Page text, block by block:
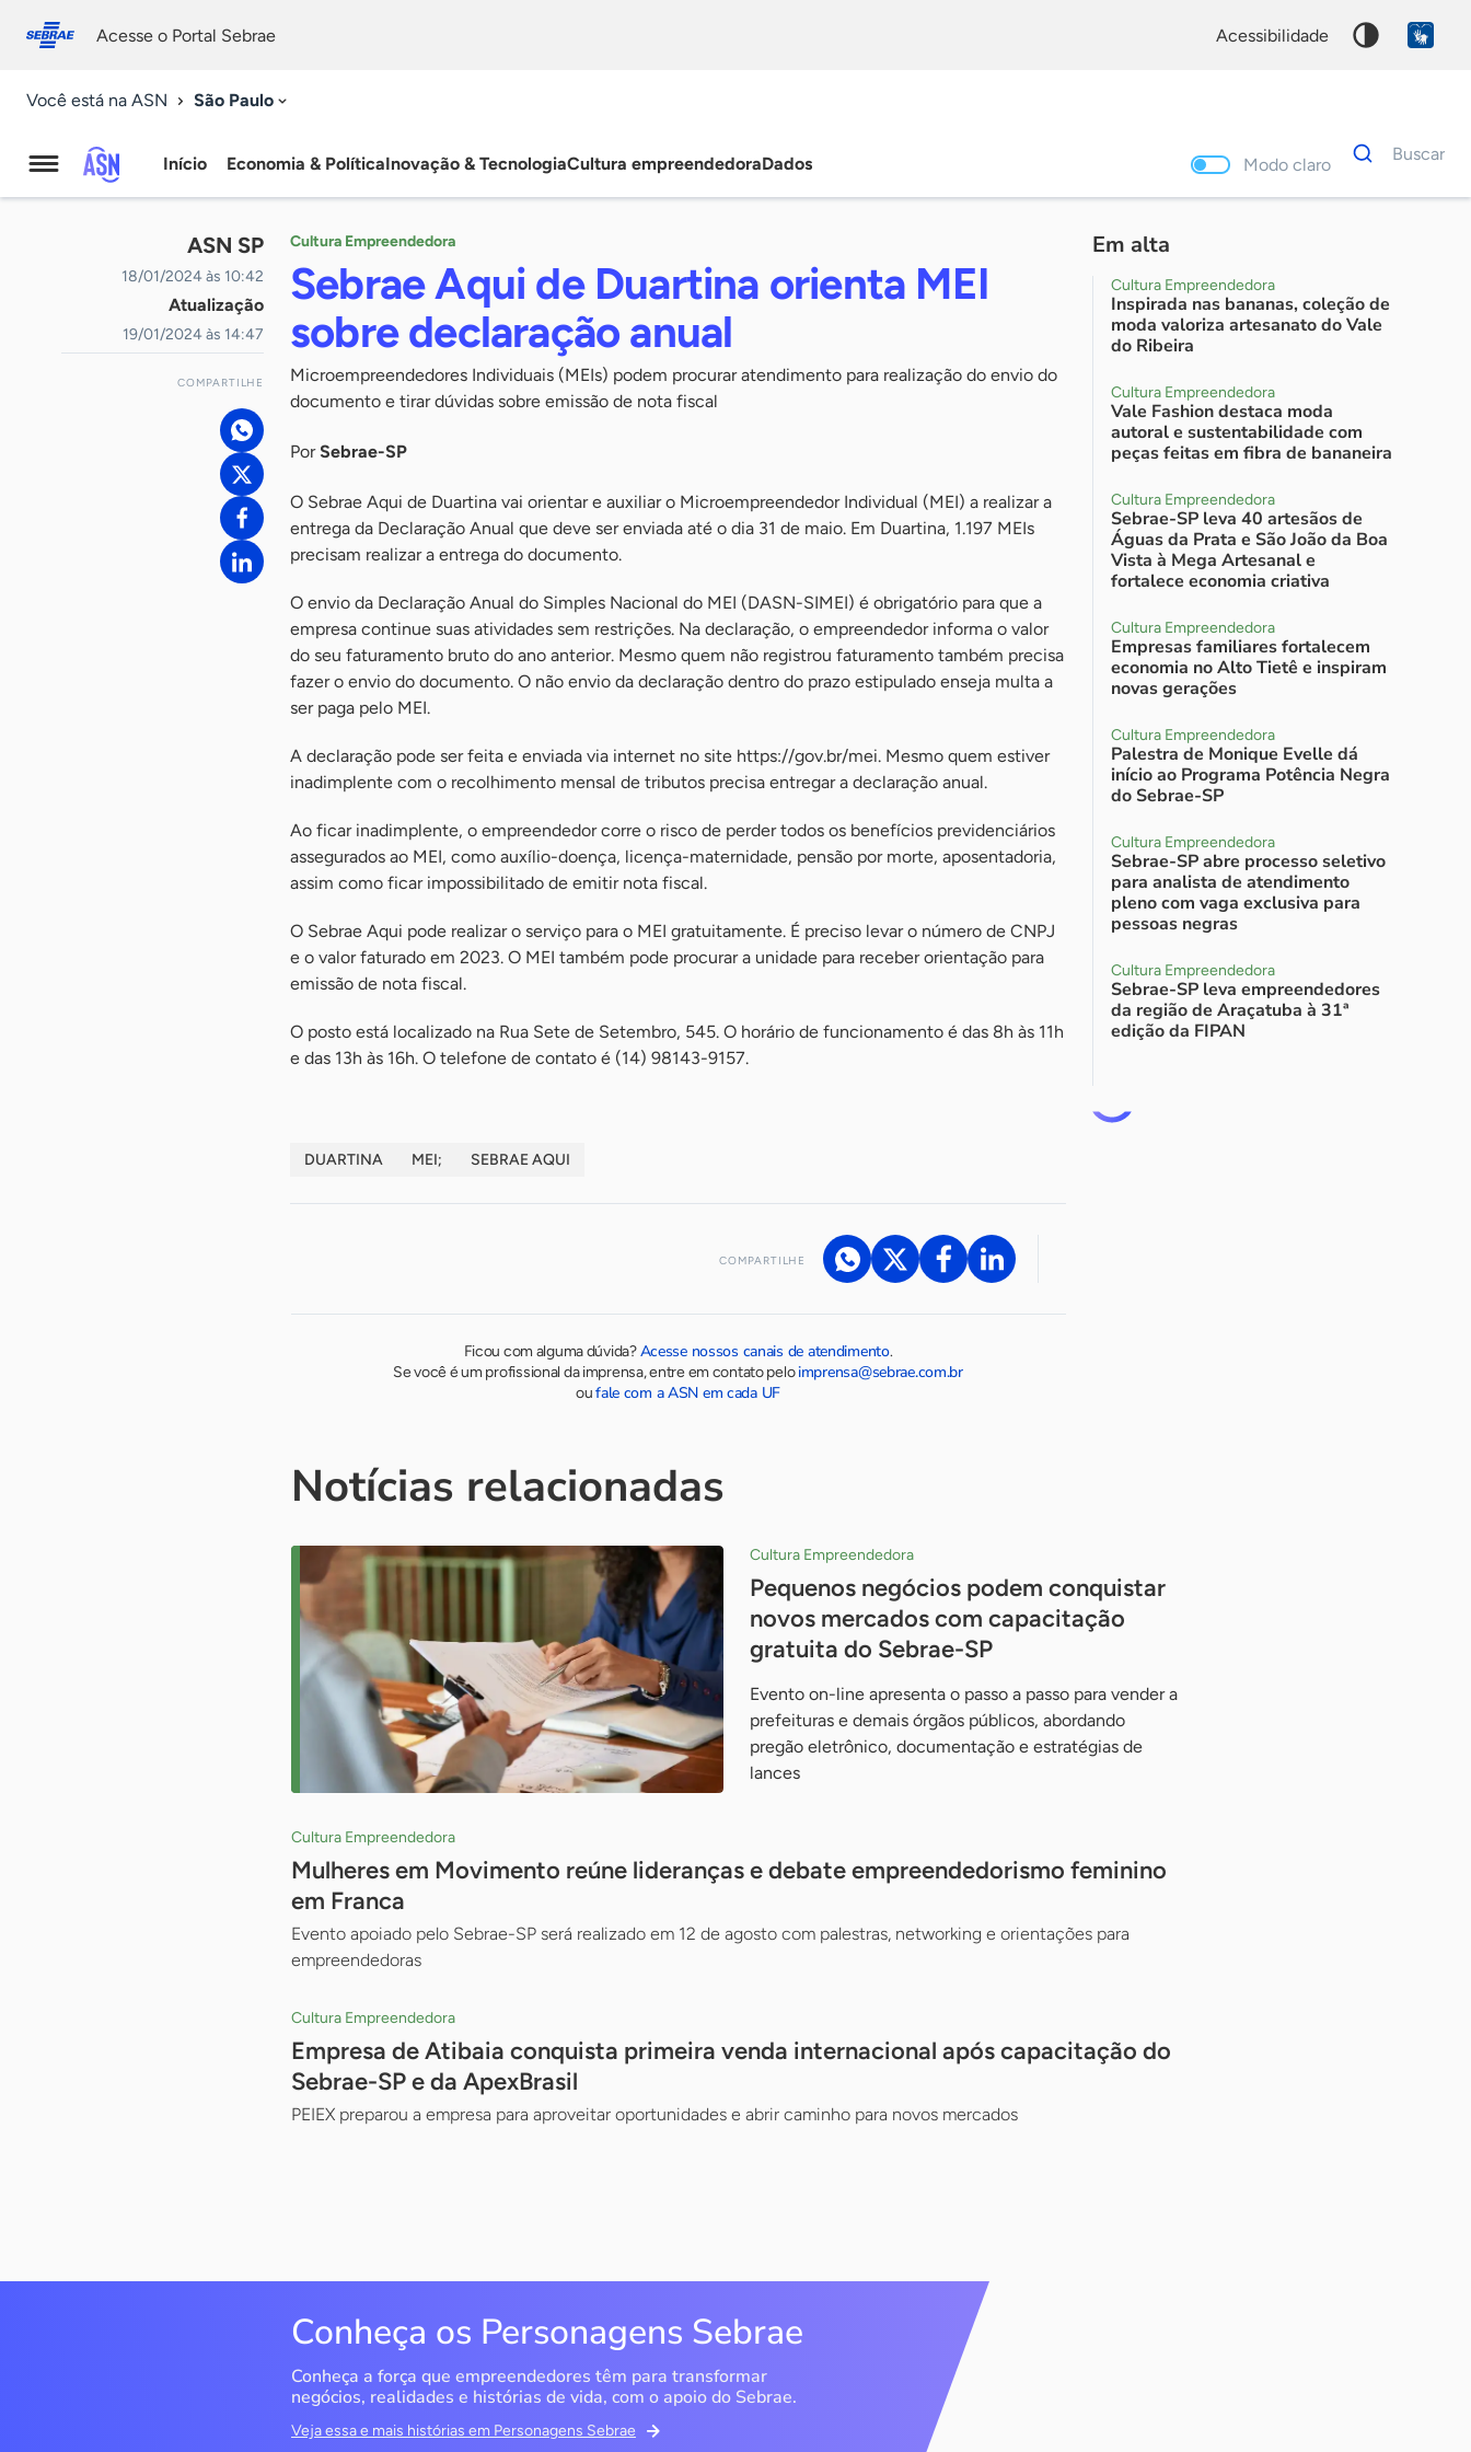
conosco
Acesse o Portal Sebrae acessibilidade
Você está na ASN São Paulo
Agência
Sebrae
Notícias
Início Economia & PolíticaInovação & TecnologiaCultura empreendedoraDados Modo claro
Dados
para
Buscar
ASN SP
18/01/2024 às 10:42
Atualização
19/01/2024 às 14:47
COMPARTILHE
Cultura Empreendedora
Sebrae Aqui de Duartina orienta MEI
sobre declaração anual
Microempreendedores Individuais (MEIs) podem procurar atendimento para realização do envio do
documento e tirar dúvidas sobre emissão de nota fiscal
PorSebrae-SP
O Sebrae Aqui de Duartina vai orientar e auxiliar o Microempreendedor Individual (MEI) a realizar a
entrega da Declaração Anual que deve ser enviada até o dia 31 de maio. Em Duartina, 1.197 MEIs
precisam realizar a entrega do documento.
O envio da Declaração Anual do Simples Nacional do MEI (DASN-SIMEI) é obrigatório para que a
empresa continue suas atividades sem restrições. Na declaração, o empreendedor informa o valor
do seu faturamento bruto do ano anterior. Mesmo quem não registrou faturamento também precisa
fazer o envio do documento. O não envio da declaração dentro do prazo estipulado enseja multa a
ser paga pelo MEI.
A declaração pode ser feita e enviada via internet no site https://gov.br/mei. Mesmo quem estiver
inadimplente com o recolhimento mensal de tributos precisa entregar a declaração anual.
Ao ficar inadimplente, o empreendedor corre o risco de perder todos os benefícios previdenciários
assegurados ao MEI, como auxílio-doença, licença-maternidade, pensão por morte, aposentadoria,
assim como ficar impossibilitado de emitir nota fiscal.
O Sebrae Aqui pode realizar o serviço para o MEI gratuitamente. É preciso levar o número de CNPJ
e o valor faturado em 2023. O MEI também pode procurar a unidade para receber orientação para
emissão de nota fiscal.
O posto está localizado na Rua Sete de Setembro, 545. O horário de funcionamento é das 8h às 11h
e das 13h às 16h. O telefone de contato é (14) 98143-9157.
DUARTINA MEI; SEBRAE AQUI
COMPARTILHE
Ficou com alguma dúvida?Acesse nossos canais de atendimento.
Se você é um profissional da imprensa, entre em contato peloimprensa@sebrae.com.br
oufale com a ASN em cada UF
Em alta
Cultura Empreendedora
Inspirada nas bananas, coleção de
moda valoriza artesanato do Vale
do Ribeira
Cultura Empreendedora
Vale Fashion destaca moda
autoral e sustentabilidade com
peças feitas em fibra de bananeira
Cultura Empreendedora
Sebrae-SP leva 40 artesãos de
Águas da Prata e São João da Boa
Vista à Mega Artesanal e
fortalece economia criativa
Cultura Empreendedora
Empresas familiares fortalecem
economia no Alto Tietê e inspiram
novas gerações
Cultura Empreendedora
Palestra de Monique Evelle dá
início ao Programa Potência Negra
do Sebrae-SP
Cultura Empreendedora
Sebrae-SP abre processo seletivo
para analista de atendimento
pleno com vaga exclusiva para
pessoas negras
Cultura Empreendedora
Sebrae-SP leva empreendedores
da região de Araçatuba à 31ª
edição da FIPAN
Notícias relacionadas
Cultura Empreendedora
Pequenos negócios podem conquistar
novos mercados com capacitação
gratuita do Sebrae-SP
Evento on-line apresenta o passo a passo para vender a
prefeituras e demais órgãos públicos, abordando
pregão eletrônico, documentação e estratégias de
lances
Cultura Empreendedora
Mulheres em Movimento reúne lideranças e debate empreendedorismo feminino
em Franca
Evento apoiado pelo Sebrae-SP será realizado em 12 de agosto com palestras, networking e orientações para
empreendedoras
Cultura Empreendedora
Empresa de Atibaia conquista primeira venda internacional após capacitação do
Sebrae-SP e da ApexBrasil
PEIEX preparou a empresa para aproveitar oportunidades e abrir caminho para novos mercados
Conheça os Personagens Sebrae
Conheça a força que empreendedores têm para transformar
negócios, realidades e histórias de vida, com o apoio do Sebrae.
Veja essa e mais histórias em Personagens Sebrae